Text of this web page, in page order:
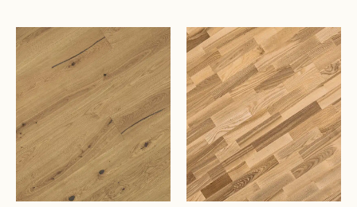
EICHE
ab € 112,70 /m²
ESCHE
ab € 67,00 /m²